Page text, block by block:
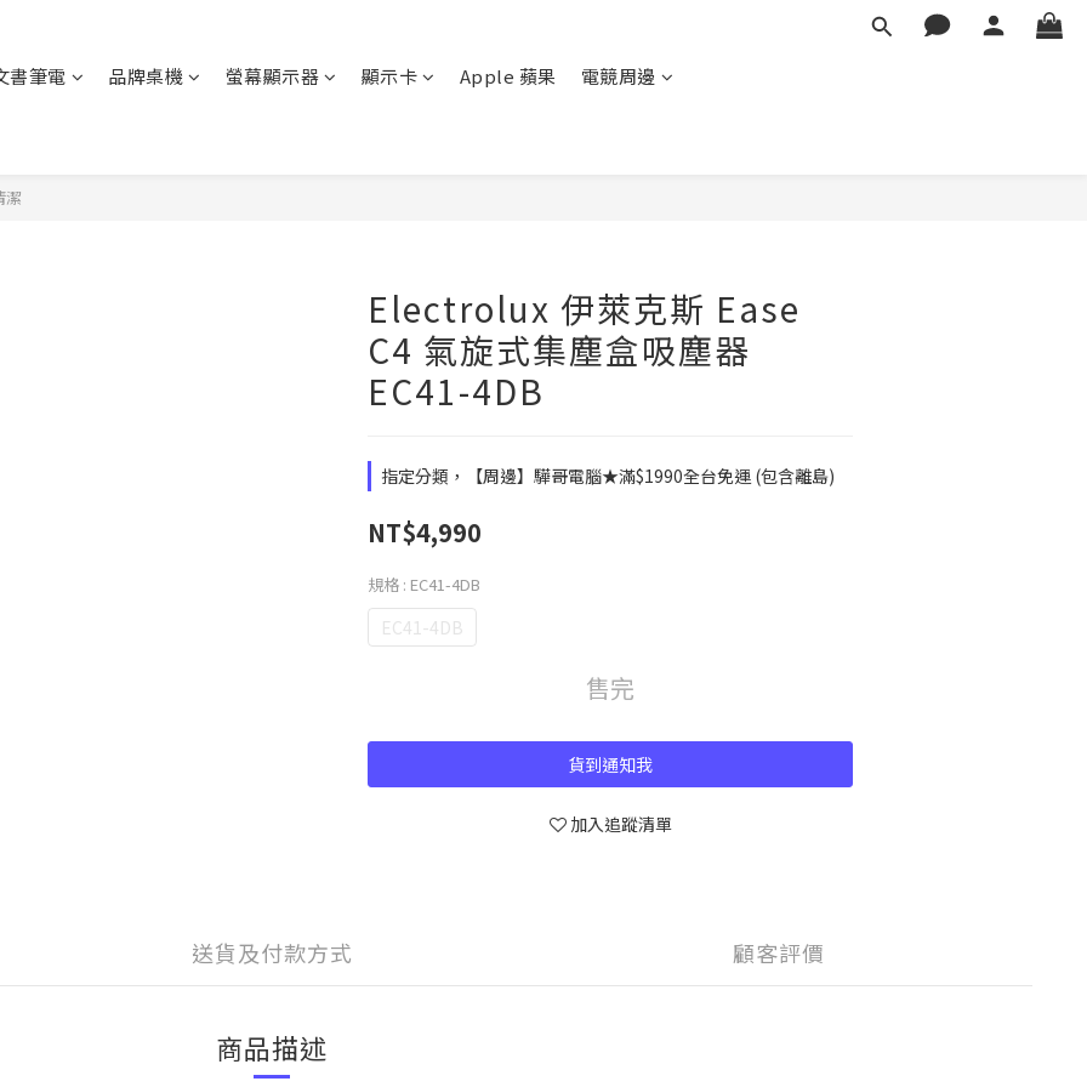
書筆電 品牌桌機 螢幕顯示器 顯示卡 Apple 蘋果 電競周邊
潔
Electrolux 伊萊克斯 Ease
C4 氣旋式集塵盒吸塵器
EC41-4DB
指定分類，【周邊】驊哥電腦★滿$1990全台免運 (包含離島)
NT$4,990
規格 : EC41-4DB
EC41-4DB
售完
貨到通知我
加入追蹤清單
送貨及付款方式 顧客評價
商品描述